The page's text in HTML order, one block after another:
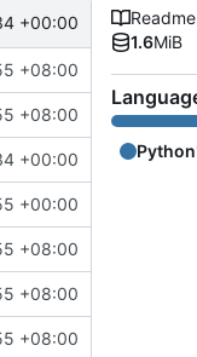
+00:00
+08:00
+08:00
+00:00
+00:00
+08:00
+08:00
+08:00
Readme
1.6MiB
Python